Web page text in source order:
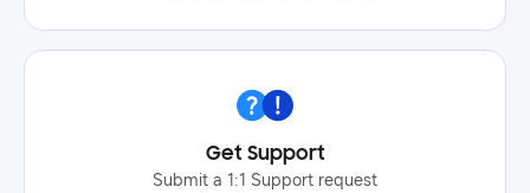
commerce hyper-automation’이라는 주제로 발표
자의 영역을 인공지능이 대체하여 상품 판매 전략
에 대한 의사를 결정하고 이를 실행하도록 유도한
다고 설명했습니다. 또한 데이터를 통한 전략적인
판단을 바탕으로 ‘superhuman intelligence’에서
Get Support
Submit a 1:1 Support request